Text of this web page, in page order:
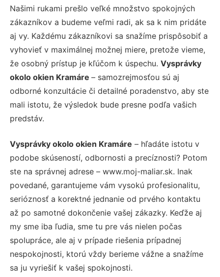
Našimi rukami prešlo veľké množstvo spokojných
zákazníkov a budeme veľmi radi, ak sa k nim pridáte
aj vy. Každému zákazníkovi sa snažíme prispôsobiť a
vyhovieť v maximálnej možnej miere, pretože vieme,
že osobný prístup je kľúčom k úspechu. Vysprávky
okolo okien Kramáre – samozrejmosťou sú aj
odborné konzultácie či detailné poradenstvo, aby ste
mali istotu, že výsledok bude presne podľa vašich
predstáv.
Vysprávky okolo okien Kramáre – hľadáte istotu v
podobe skúseností, odbornosti a precíznosti? Potom
ste na správnej adrese – www.moj-maliar.sk. Inak
povedané, garantujeme vám vysokú profesionalitu,
serióznosť a korektné jednanie od prvého kontaktu
až po samotné dokončenie vašej zákazky. Keďže aj
my sme iba ľudia, sme tu pre vás nielen počas
spolupráce, ale aj v prípade riešenia prípadnej
nespokojnosti, ktorú vždy berieme vážne a snažíme
sa ju vyriešiť k vašej spokojnosti.